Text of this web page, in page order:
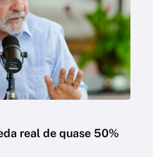
real de quase 50%